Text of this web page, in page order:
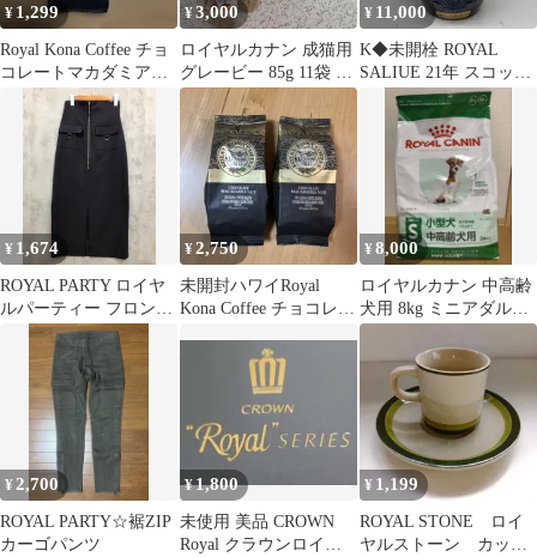
¥ 1,299
Royal Kona Coffee チョ
コレートマカダミアナ
ッツ
¥3,000
ロイヤルカナン 成猫用
グレービー 85g 11袋 期
限2029.02.18
¥ 11,000
K◆未開栓 ROYAL
SALIUE 21年 スコッチ
ウイスキー 700ml
¥ 1,674
ROYAL PARTY ロイヤ
ルパーティー フロント
ZIPハイウエストタイト
スカート size縦M 横M-/
チャコール ■■ レディ
¥2,750
未開封ハワイRoyal
Kona Coffee チョコレー
¥8,000
ロイヤルカナン 中高齢
犬用 8kg ミニアダルト8
＋
¥ 2,700
ROYAL PARTY☆裾ZIP
カーゴパンツ
¥1,800
未使用 美品 CROWN
Royal クラウンロイヤ
¥ 1,199
ROYAL STONE ロイ
ヤルストーン カッ